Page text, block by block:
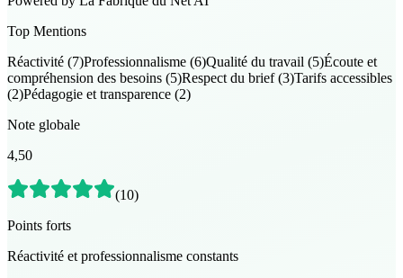
Top Mentions
Réactivité (7)Professionnalisme (6)Qualité du travail (5)Écoute et
compréhension des besoins (5)Respect du brief(3)Tarifs accessibles
(2)Pédagogie et transparence (2)
Note globale
4,50
(10)
Points forts
Réactivité et professionnalisme constants